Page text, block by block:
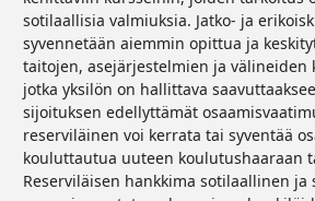
sotilaallisia valmiuksia. Jatko- ja
syvennetään aiemmin opittua ja
taitojen, asejärjestelmien ja välineiden
jotka yksilön on hallittava
sijoituksen edellyttämät
reserviläinen voi kerrata tai syventää
kouluttautua uuteen koulutushaaraan
Reserviläisen hankkima sotilaallinen ja